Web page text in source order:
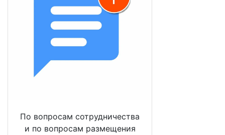
По вопросам сотрудничества
и по вопросам размещения